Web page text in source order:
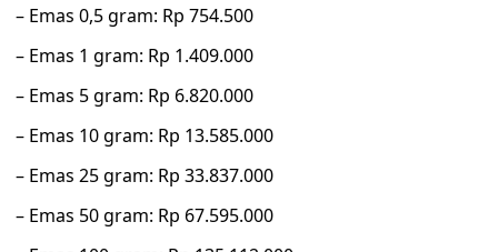
– Emas 0,5 gram: Rp 754.500
– Emas 1 gram: Rp 1.409.000
– Emas 5 gram: Rp 6.820.000
– Emas 10 gram: Rp 13.585.000
– Emas 25 gram: Rp 33.837.000
– Emas 50 gram: Rp 67.595.000